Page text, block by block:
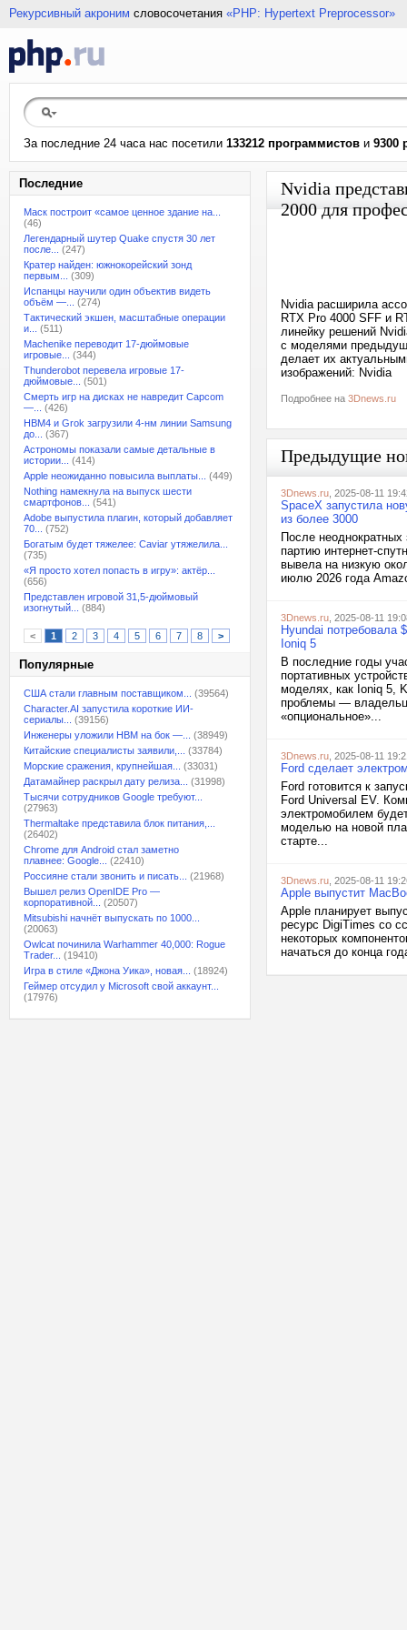
Рекурсивный акроним словосочетания «PHP: Hypertext Preprocessor»
За последние 24 часа нас посетили 133212 программистов и 9300
Последние
Маск построит «самое ценное здание на...
(46)
Легендарный шутер Quake спустя 30 лет
после...
(247)
Кратер найден: южнокорейский зонд
первым...
(309)
Испанцы научили один объектив видеть
объём —...
(274)
Тактический экшен, масштабные операции
и...
(511)
Machenike переводит 17-дюймовые
игровые...
(344)
Thunderobot перевела игровые 17-
дюймовые...
(501)
Смерть игр на дисках не навредит Capcom
—...
(426)
HBM4 и Grok загрузили 4-нм линии Samsung
до...
(367)
Астрономы показали самые детальные в
истории...
(414)
Apple неожиданно повысила выплаты...
(449)
Nothing намекнула на выпуск шести
смартфонов...
(541)
Adobe выпустила плагин, который добавляет
70...
(752)
Богатым будет тяжелее: Caviar утяжелила...
(735)
«Я просто хотел попасть в игру»: актёр...
(656)
Представлен игровой 31,5-дюймовый
изогнутый...
(884)
< 1 2 3 4 5 6 7 8 >
Популярные
США стали главным поставщиком...
(39564)
Character.AI запустила короткие ИИ-
сериалы...
(39156)
Инженеры уложили HBM на бок —...
(38949)
Китайские специалисты заявили,...
(33784)
Морские сражения, крупнейшая...
(33031)
Датамайнер раскрыл дату релиза...
(31998)
Тысячи сотрудников Google требуют...
(27963)
Thermaltake представила блок питания,...
(26402)
Chrome для Android стал заметно
плавнее: Google...
(22410)
Россияне стали звонить и писать...
(21968)
Вышел релиз OpenIDE Pro —
корпоративной...
(20507)
Mitsubishi начнёт выпускать по 1000...
(20063)
Owlcat починила Warhammer 40,000: Rogue
Trader...
(19410)
Игра в стиле «Джона Уика», новая...
(18924)
Геймер отсудил у Microsoft свой аккаунт...
(17976)
Nvidia
2000 для
Nvidia расширила
RTX Pro 4000 SFF и
линейку решений
с моделями
делает их
изображений: Nvidia
Подробнее на 3Dnews.ru
Предыдущие
3Dnews.ru , 2025-08-11
SpaceX запустила
из более 3000
После
партию интернет-
вывела на низкую
июлю 2026 года
3Dnews.ru , 2025-08-11
Hyundai потребовала
Ioniq 5
В последние годы
портативных
моделях, как Ioniq 5,
проблемы —
«опциональное»...
3Dnews.ru , 2025-08-11
Ford сделает
Ford готовится к
Ford Universal EV.
электромобилем
моделью на новой
старте...
3Dnews.ru , 2025-08-11
Apple выпустит
Apple планирует
ресурс DigiTimes со
некоторых
начаться до конца